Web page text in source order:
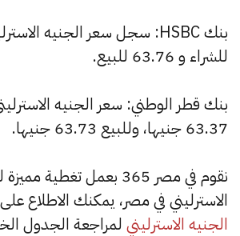
للشراء و 63.76 للبيع.
بنك قطر الوطني: سعر الجنيه
63.37 جنيها، وللبيع 63.73 جنيها.
نقوم في مصر 365 بعمل تغطية
الاسترليني في مصر، يمكنك الاطلاع
الجنيه الاسترليني لمراجعة الجدول